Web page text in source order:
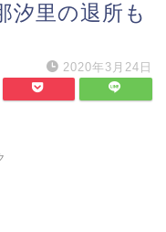
汐里の退所も
2020年3月24日